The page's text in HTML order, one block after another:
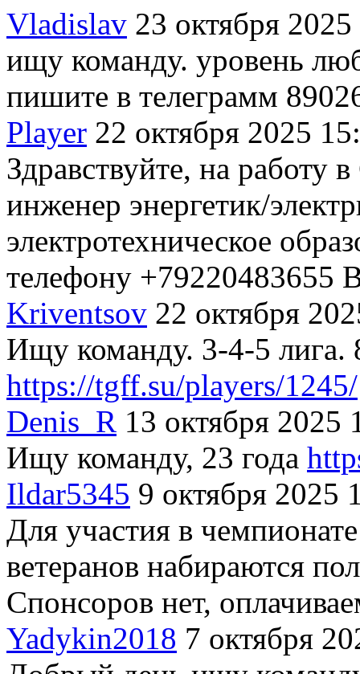
Vladislav 23 октября
ищу команду. уровень
пишите в телеграмм
Player 22 октября 2025
Здравствуйте, на работу
инженер энергетик/
электротехническое
телефону +79220483655
Kriventsov 22 октября
Ищу команду. 3-4-5 лига.
https://tgff.su/players/1245/
Denis_R 13 октября 2025
Ищу команду, 23 года
Ildar5345 9 октября 2025
Для участия в
ветеранов набираются
Спонсоров нет,
Yadykin2018 7 октября